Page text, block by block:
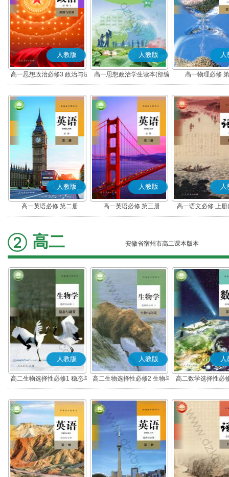
人教版
高一思想政治必修3 政治与法
治(部编版)
人教版
高一思想政治学生读本(部编
版)
人
高一物理必修
人教版
高一英语必修 第二册
人教版
高一英语必修 第三册
人
高一语文必修 上
高二 安徽省宿州市高二课本版本
人教版
高二生物选择性必修1 稳态与
调节
人教版
高二生物选择性必修2 生物与
环境
人
高二数学选择性必
(A版)